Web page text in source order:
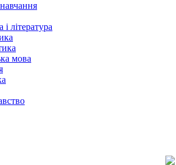
література
мова